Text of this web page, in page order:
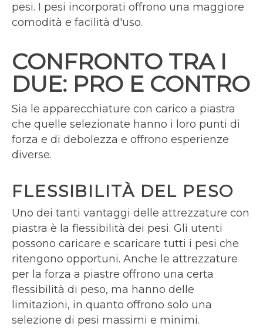
pesi. I pesi incorporati offrono una maggiore
comodità e facilità d'uso.
CONFRONTO TRA I
DUE: PRO E CONTRO
Sia le apparecchiature con carico a piastra
che quelle selezionate hanno i loro punti di
forza e di debolezza e offrono esperienze
diverse.
FLESSIBILITÀ DEL PESO
Uno dei tanti vantaggi delle attrezzature con
piastra è la flessibilità dei pesi. Gli utenti
possono caricare e scaricare tutti i pesi che
ritengono opportuni. Anche le attrezzature
per la forza a piastre offrono una certa
flessibilità di peso, ma hanno delle
limitazioni, in quanto offrono solo una
selezione di pesi massimi e minimi.